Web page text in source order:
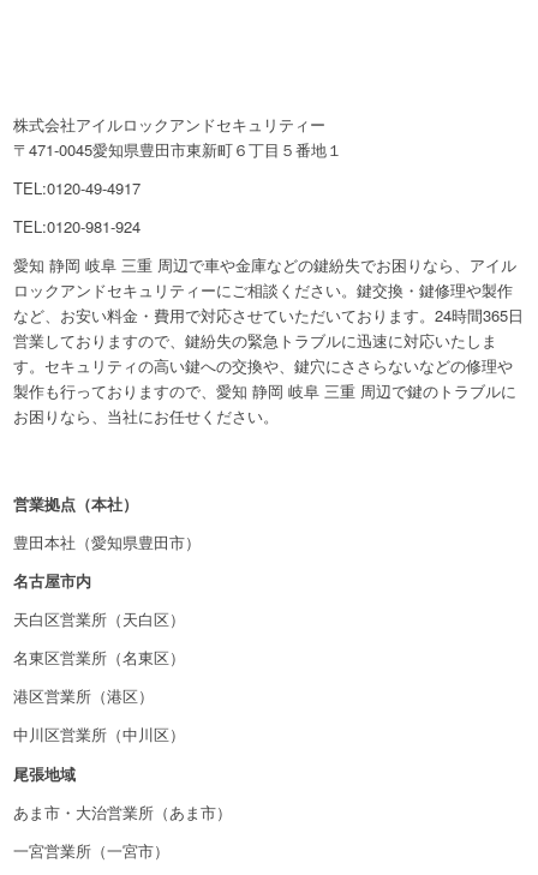
株式会社アイルロックアンドセキュリティー
〒471-0045愛知県豊田市東新町６丁目５番地１
TEL:0120-49-4917
TEL:0120-981-924
愛知 静岡 岐阜 三重 周辺で車や金庫などの鍵紛失でお困りなら、アイル
ロックアンドセキュリティーにご相談ください。鍵交換・鍵修理や製作
など、お安い料金・費用で対応させていただいております。24時間365日
営業しておりますので、鍵紛失の緊急トラブルに迅速に対応いたしま
す。セキュリティの高い鍵への交換や、鍵穴にささらないなどの修理や
製作も行っておりますので、愛知 静岡 岐阜 三重 周辺で鍵のトラブルに
お困りなら、当社にお任せください。
営業拠点（本社）
豊田本社（愛知県豊田市）
名古屋市内
天白区営業所（天白区）
名東区営業所（名東区）
港区営業所（港区）
中川区営業所（中川区）
尾張地域
あま市・大治営業所（あま市）
一宮営業所（一宮市）